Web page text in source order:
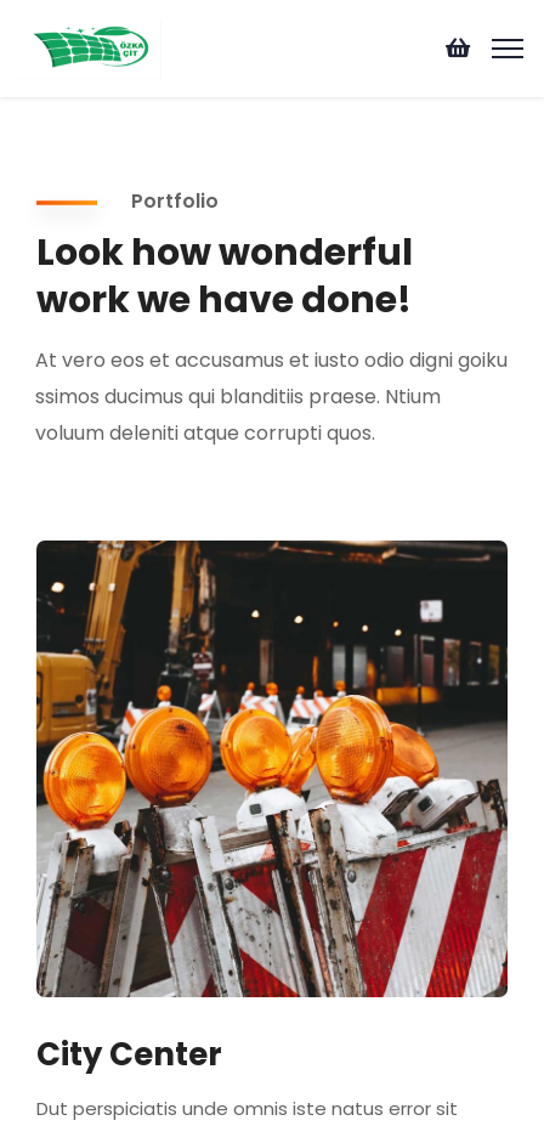
Portfolio
Look how wonderful
work we have done!
At vero eos et accusamus et iusto odio digni goiku
ssimos ducimus qui blanditiis praese. Ntium
voluum deleniti atque corrupti quos.
City Center
Dut perspiciatis unde omnis iste natus error sit